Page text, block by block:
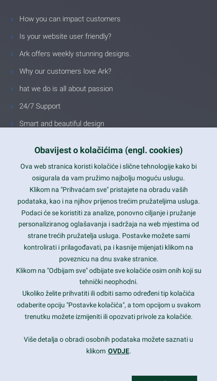
How you can impact customers
Is your website user friendly?
Ark offers weekly stunning designs.
Why our customers love Ark?
hat we do is all about passion
24/7 Support
Smart and beautiful design
Latest trends and much more...
Contact Info
1600 Amphitheatre Parkway, Mountain View, CA 94043
prothemes.net@gmail.com
Daily: 9:00 am - 6:00 pm
Sunday: Closed
Copyright 2017FRESHFACE© All Rights Reserved
Obavijest o kolačićima (engl. cookies)
Ova web stranica koristi kolačiće i slične tehnologije kako bi
osigurala da vam pružimo najbolju moguću uslugu.
Klikom na "Prihvaćam sve" pristajete na obradu vaših
podataka, kao i na njihov prijenos trećim pružateljima usluga.
Podaci će se koristiti za analize, ponovno ciljanje i pružanje
personaliziranog oglašavanja i sadržaja na web mjestima od
strane trećih pružatelja usluga. Postavke možete sami
kontrolirati i prilagođavati, pa i kasnije mijenjati klikom na
poveznicu na dnu svake stranice.
Klikom na "Odbijam sve" odbijate sve kolačiće osim onih koji su
tehnički neophodni.
Ukoliko želite prihvatiti ili odbiti samo određeni tip kolačića
odaberite opciju "Postavke kolačića", a tom opcijom u svakom
trenutku možete izmijeniti ili opozvati privole za kolačiće.
Više detalja o obradi osobnih podataka možete saznati u
klikom OVDJE.